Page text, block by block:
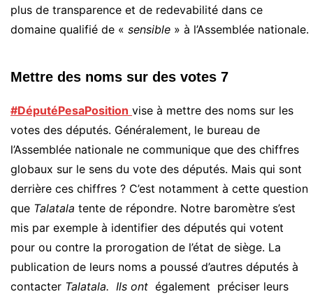
plus de transparence et de redevabilité dans ce
domaine qualifié de « sensible » à l’Assemblée nationale.
Mettre des noms sur des votes 7
#DéputéPesaPosition vise à mettre des noms sur les
votes des députés. Généralement, le bureau de
l’Assemblée nationale ne communique que des chiffres
globaux sur le sens du vote des députés. Mais qui sont
derrière ces chiffres ? C’est notamment à cette question
que Talatala tente de répondre. Notre baromètre s’est
mis par exemple à identifier des députés qui votent
pour ou contre la prorogation de l’état de siège. La
publication de leurs noms a poussé d’autres députés à
contacter Talatala. Ils ont également préciser leurs